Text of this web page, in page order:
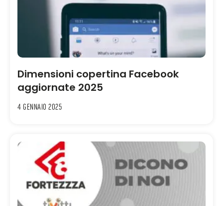
Dimensioni copertina Facebook
aggiornate 2025
4 Gennaio 2025